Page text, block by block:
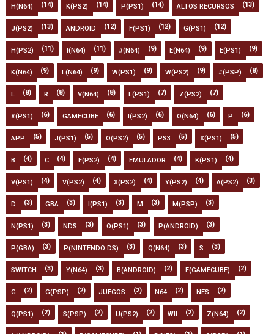
H(N64) (14) K(PS2) (14) P(PS1) (14) ALTOS RECURSOS (13)
J(PS2) (13) ANDROID (12) F(PS1) (12) G(PS1) (12)
H(PS2) (11) I(N64) (11) #(N64) (9) E(N64) (9) E(PS1) (9)
K(N64) (9) L(N64) (9) W(PS1) (9) W(PS2) (9) #(PSP) (8)
L (8) R (8) V(N64) (8) L(PS1) (7) Z(PS2) (7)
#(PS1) (6) GAMECUBE (6) I(PS2) (6) O(N64) (6) P (6)
APP (5) J(PS1) (5) O(PS2) (5) PS3 (5) X(PS1) (5)
B (4) C (4) E(PS2) (4) EMULADOR (4) K(PS1) (4)
V(PS1) (4) V(PS2) (4) X(PS2) (4) Y(PS2) (4) A(PS2) (3)
D (3) GBA (3) I(PS1) (3) M (3) M(PSP) (3)
N(PS1) (3) NDS (3) O(PS1) (3) P(ANDROID) (3)
P(GBA) (3) P(NINTENDO DS) (3) Q(N64) (3) S (3)
SWITCH (3) Y(N64) (3) B(ANDROID) (2) F(GAMECUBE) (2)
G (2) G(PSP) (2) JUEGOS (2) N64 (2) NES (2)
Q(PS1) (2) S(PSP) (2) U(PS2) (2) WII (2) Z(N64) (2)